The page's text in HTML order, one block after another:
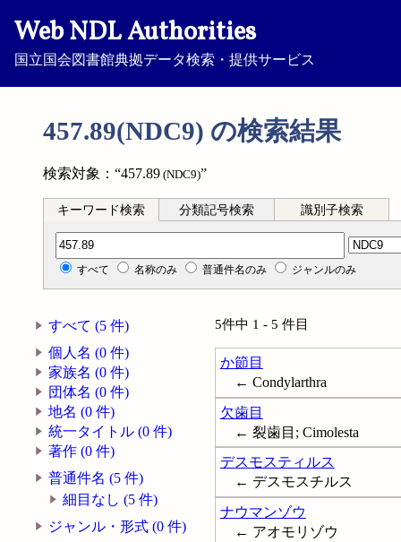
Web NDL Authorities
国立国会図書館典拠データ検索・提供サービス
457.89(NDC9) の検索結果
検索対象：“457.89 (NDC9)”
キーワード検索 分類記号検索 識別子検索
分類記号検索
すべて 名称のみ 普通件名のみ ジャンルのみ
すべて (5 件)
個人名 (0 件)
家族名 (0 件)
団体名 (0 件)
地名 (0 件)
統一タイトル (0 件)
著作 (0 件)
普通件名 (5 件)
細目なし (5 件)
ジャンル・形式 (0 件)
5件中 1 - 5 件目
か節目
← Condylarthra
欠歯目
← 裂歯目; Cimolesta
デスモスティルス
← デスモスチルス
ナウマンゾウ
← アオモリゾウ